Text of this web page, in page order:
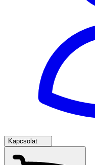
Kapcsolat